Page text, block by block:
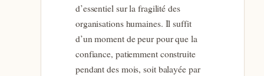
d’essentiel sur la fragilité des
organisations humaines. Il suffit
d’un moment de peur pour que la
confiance, patiemment construite
pendant des mois, soit balayée par